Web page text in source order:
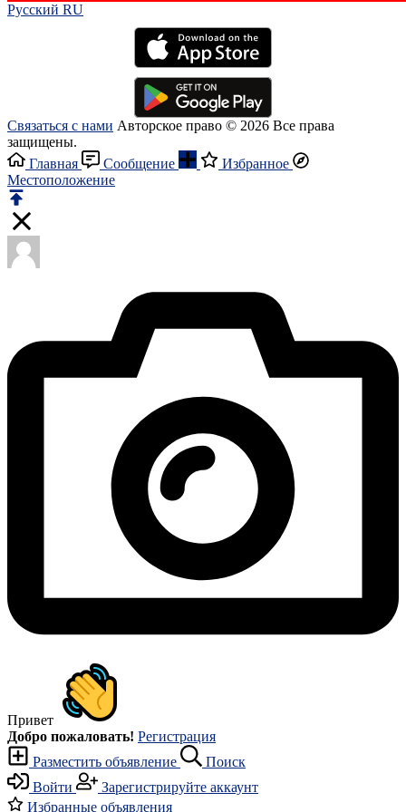
Русский RU‎
Связаться с нами Авторское право © 2026 Все права
защищены.
Главная
Сообщение
Избранное
Местоположение
Привет
Добро пожаловать! Регистрация
Разместить объявление
Поиск
Войти
Зарегистрируйте аккаунт
Избранные объявления